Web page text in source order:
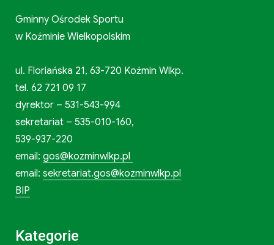
Gminny Ośrodek Sportu
w Koźminie Wielkopolskim
ul. Floriańska 21, 63-720 Koźmin Wlkp.
tel. 62 721 09 17
dyrektor – 531-543-994
sekretariat – 535-010-160,
539-937-220
email: gos@kozminwlkp.pl
email: sekretariat.gos@kozminwlkp.pl
BIP
Kategorie